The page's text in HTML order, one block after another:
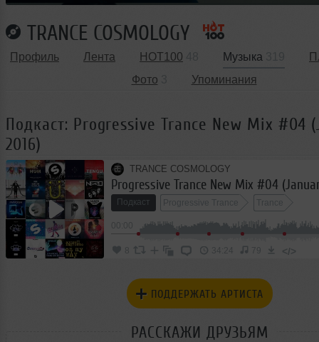
TRANCE COSMOLOGY
Профиль Лента HOT100 Музыка
Фото
Упоминания
Подкаст: Progressive Trance New Mix #04
2016)
TRANCE COSMOLOGY
Progressive Trance New Mix #04
Подкаст Progressive Trance Trance
34:24 79 </>
ПОДДЕРЖАТЬ АРТИСТА
РАССКАЖИ ДРУЗЬЯМ